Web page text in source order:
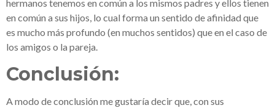
hermanos tenemos en común a los mismos padres y ellos tienen
en común a sus hijos, lo cual forma un sentido de afinidad que
es mucho más profundo (en muchos sentidos) que en el caso de
los amigos o la pareja.
Conclusión:
A modo de conclusión me gustaría decir que, con sus